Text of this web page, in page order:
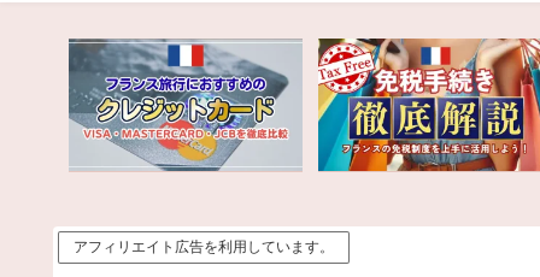
アフィリエイト広告を利用しています。